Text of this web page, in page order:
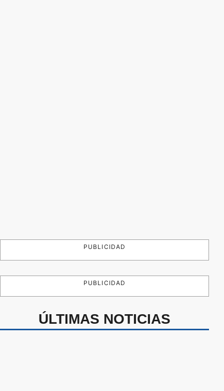
PUBLICIDAD
PUBLICIDAD
ÚLTIMAS NOTICIAS